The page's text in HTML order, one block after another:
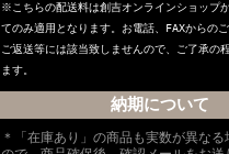
※こちらの配送料は創吉オンラインショップ
てのみ適用となります。お電話、FAXからの
ご返送等には該当致しませんので、ご了承の
ます。
納期について
＊「在庫あり」の商品も実数が異な